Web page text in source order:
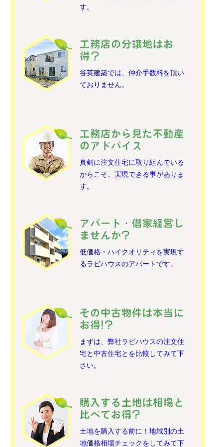
す。
工務店の分譲地はお
得？
谷英建築では、仲介手数料を頂い
ておりません。
工務店から見た不動産
のアドバイス
真剣に注文住宅に取り組んでいる
からこそ、実現できる事がありま
す。
アパート・借家経営し
ませんか?
低価格・ハイクオリティを実現す
るラビハウスのアパートです。
その中古物件は本当に
お得!?
まずは、弊社ラビハウスの注文住
宅と中古住宅とを比較してみて下
さい。
購入する土地は相場と
比べてお得?
土地を購入する前に！地域別の土
地価格相場チェックをしてみて下